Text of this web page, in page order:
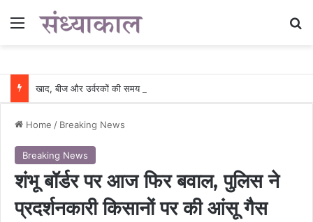
Menu
Home / Breaking News
Breaking News
शंभू बॉर्डर पर आज फिर बवाल, पुलिस ने
प्रदर्शनकारी किसानों पर की आंसू गैस